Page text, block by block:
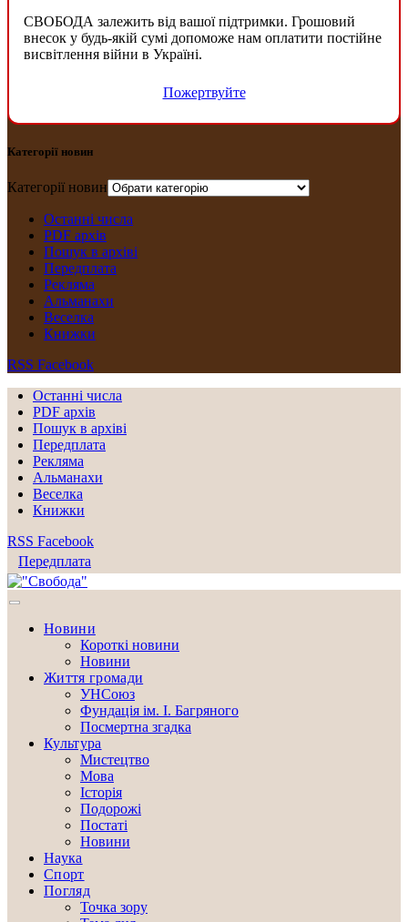
СВОБОДА залежить від вашої підтримки. Грошовий
внесок у будь-якій сумі допоможе нам оплатити постійне
висвітлення війни в Україні.
Пожертвуйте
Категорії новин
Категорії новин
Останні числа
PDF архів
Пошук в архіві
Передплата
Рекляма
Альманахи
Веселка
Книжки
RSS Facebook
Останні числа
PDF архів
Пошук в архіві
Передплата
Рекляма
Альманахи
Веселка
Книжки
RSS Facebook
Передплата
Новини
Короткі новини
Новини
Життя громади
УНСоюз
Фундація ім. І. Багряного
Посмертна згадка
Культура
Мистецтво
Мова
Історія
Подорожі
Постаті
Новини
Наука
Спорт
Погляд
Точка зору